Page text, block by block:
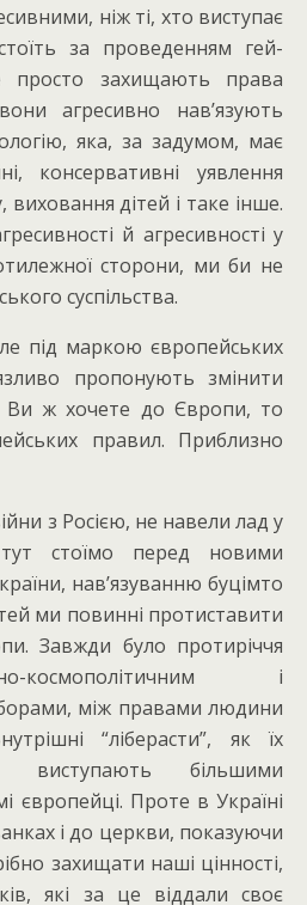
ніж ті, хто виступає
за проведенням гей-
просто захищають права
агресивно нав’язують
яка, за задумом, має
консервативні уявлення
виховання дітей і таке інше.
й агресивності у
сторони, ми би не
суспільства.
під маркою європейських
пропонують змінити
Ви ж хочете до Європи, то
правил. Приблизно
з Росією, не навели лад у
стоїмо перед новими
нав’язуванню буцімто
ми повинні протиставити
Завжди було протиріччя
космополітичним і
між правами людини
“ліберасти”, як їх
виступають більшими
європейці. Проте в Україні
і до церкви, показуючи
захищати наші цінності,
які за це віддали своє